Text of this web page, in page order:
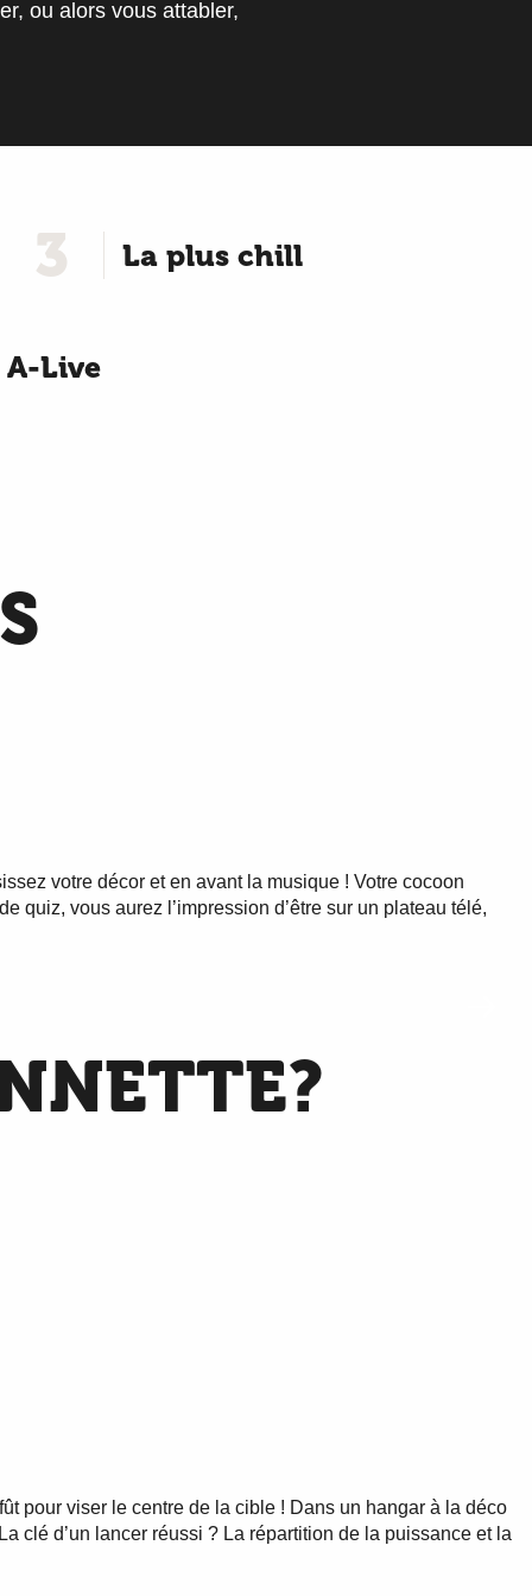
ou alors vous attabler,
3 La plus chill
Live
votre décor et en avant la musique ! Votre cocoon
quiz, vous aurez l’impression d’être sur un plateau télé,
pour viser le centre de la cible ! Dans un hangar à la déco
clé d’un lancer réussi ? La répartition de la puissance et la